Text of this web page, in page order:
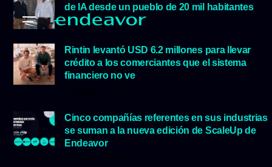
de IA desde un pueblo de 20 mil habitantes
5 agosto, 2026
Rintin levantó USD 6.2 millones para llevar
crédito a los comerciantes que el sistema
financiero no ve
Cinco compañías referentes en sus industrias
se suman a la nueva edición de ScaleUp de
Endeavor